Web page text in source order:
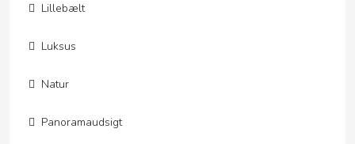
Lillebælt
Luksus
Natur
Panoramaudsigt